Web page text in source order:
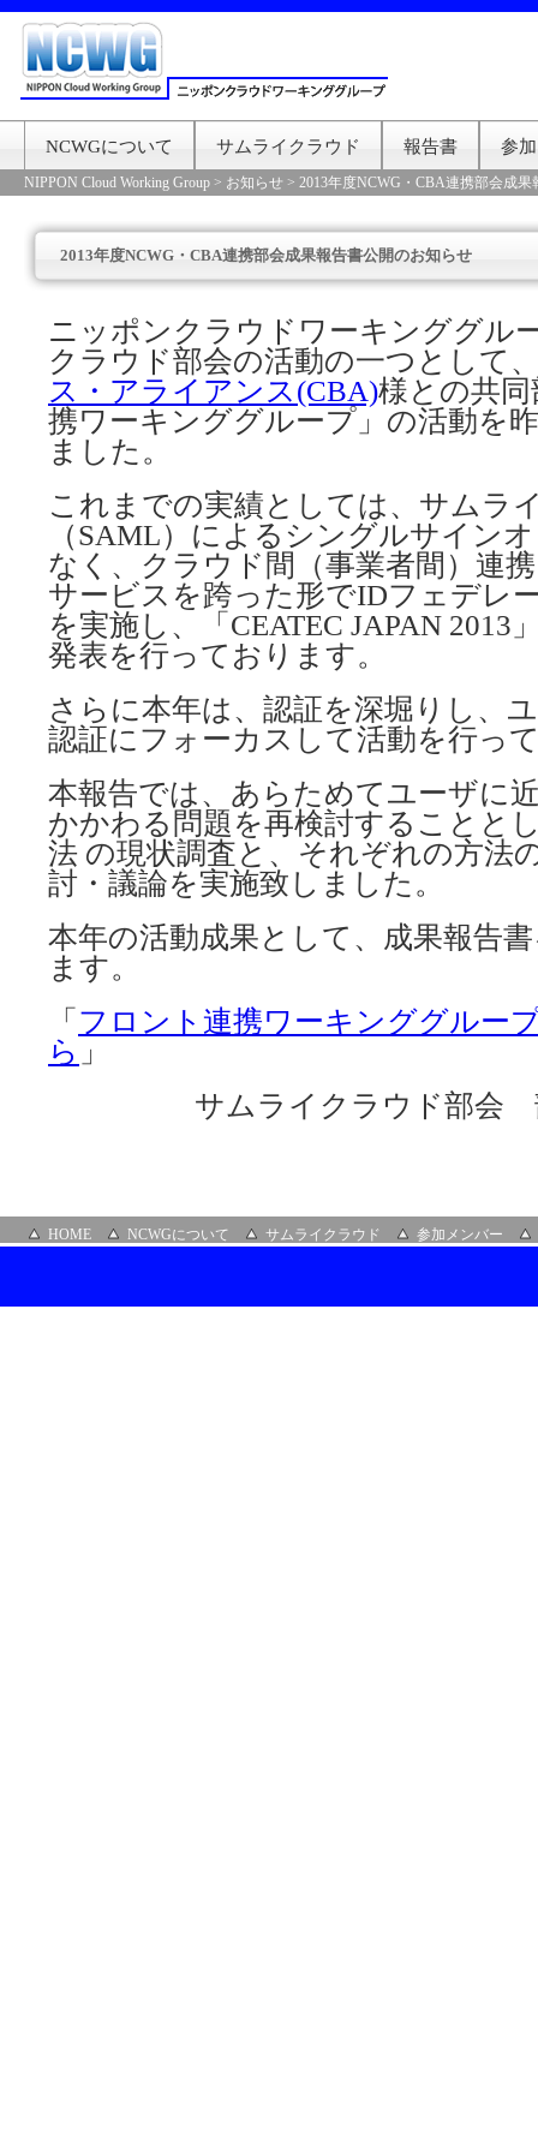
NCWGについて サムライクラウド 報告書 参
NIPPON Cloud Working Group > お知らせ > 2013年度NCWG・CBA連携部会成
2013年度NCWG・CBA連携部会成果報告書公開のお知らせ
ニッポンクラウドワーキンググル
クラウド部会の活動の一つとして
ス・アライアンス(CBA)様との共
携ワーキンググループ」の活動を
ました。
これまでの実績としては、サムラ
（SAML）によるシングルサイン
なく、クラウド間（事業者間）連
サービスを跨った形でIDフェデレ
を実施し、「CEATEC JAPAN 2013
発表を行っております。
さらに本年は、認証を深堀りし、
認証にフォーカスして活動を行っ
本報告では、あらためてユーザに
かかわる問題を再検討することと
法 の現状調査と、それぞれの方法
討・議論を実施致しました。
本年の活動成果として、成果報告
ます。
「 フロント連携ワーキンググルー
ら 」
サムライクラウド部
HOME NCWGについて サムライクラウド 参加メンバー